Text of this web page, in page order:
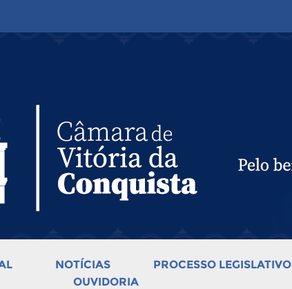
NOTÍCIAS PROCESSO LEGISLATIVO
OUVIDORIA